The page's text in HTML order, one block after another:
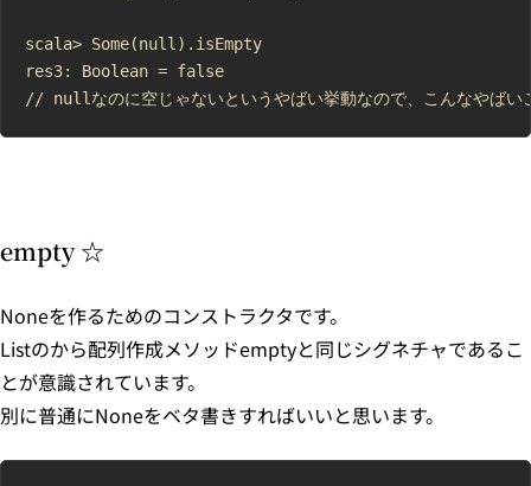
scala> Some(null).isEmpty
res3: Boolean = false
empty ☆
Noneを作るためのコンストラクタです。
Listのから配列作成メソッドemptyと同じシグネチャであるこ
とが意識されています。
別に普通にNoneをベタ書きすればいいと思います。